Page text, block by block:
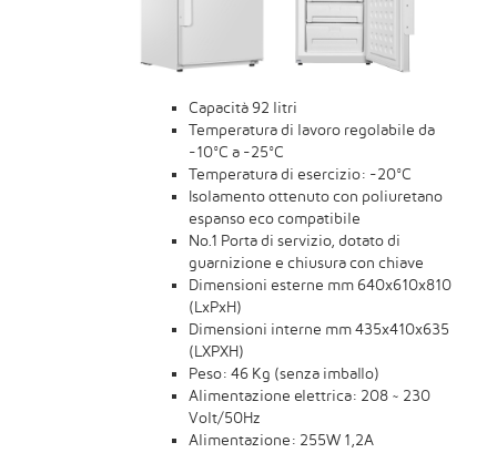
Capacità 92 litri
Temperatura di lavoro regolabile da
-10°C a -25°C
Temperatura di esercizio: -20°C
Isolamento ottenuto con poliuretano
espanso eco compatibile
No.1 Porta di servizio, dotato di
guarnizione e chiusura con chiave
Dimensioni esterne mm 640x610x810
(LxPxH)
Dimensioni interne mm 435x410x635
(LXPXH)
Peso: 46 Kg (senza imballo)
Alimentazione elettrica: 208 ~ 230
Volt/50Hz
Alimentazione: 255W 1,2A